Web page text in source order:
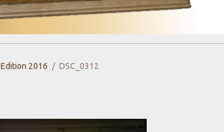
Edition 2016 DSC_0312